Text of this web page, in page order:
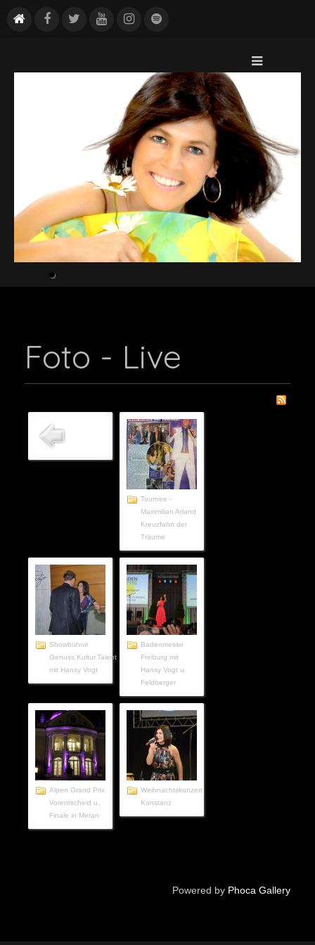
Foto - Live
Tournee -
Maximilian Arland
Kreuzfahrt der
Träume
Showbühne
Genuss.Kultur.Talent
mit Hansy Vogt
Badenmesse
Freiburg mit
Hansy Vogt u.
Feldberger
Alpen Grand Prix
Vorentscheid u.
Finale in Meran
Weihnachtskonzert
Konstanz
Powered by Phoca Gallery